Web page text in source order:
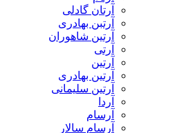
آرتان گادلی
آرتبن بهادری
آرتين شاهوران
آرتی
آرتین
آرتین بهادری
آرتین سلیمانی
آردا
آرسام
آرسام سالار